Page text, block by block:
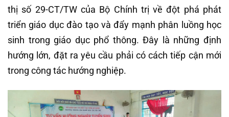
thị số 29-CT/TW của Bộ Chính trị về đột phá phát
triển giáo dục đào tạo và đẩy mạnh phân luồng học
sinh trong giáo dục phổ thông. Đây là những định
hướng lớn, đặt ra yêu cầu phải có cách tiếp cận mới
trong công tác hướng nghiệp.